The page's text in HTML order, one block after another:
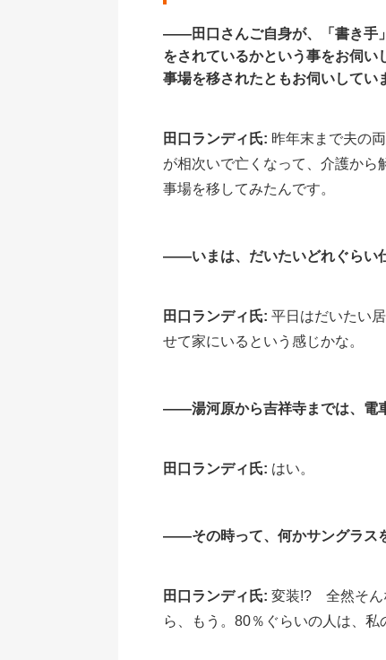
――田口さんご自身が、「書き手
をされているかという事をお伺
事場を移されたともお伺いしてい
田口ランディ氏: 昨年末まで夫の
が相次いで亡くなって、介護か
事場を移してみたんです。
――いまは、だいたいどれぐらい
田口ランディ氏: 平日はだいたい
せて家にいるという感じかな。
――湯河原から吉祥寺までは、電
田口ランディ氏: はい。
――その時って、何かサングラス
田口ランディ氏: 変装!? 全然そん
ら、もう。80％ぐらいの人は、私